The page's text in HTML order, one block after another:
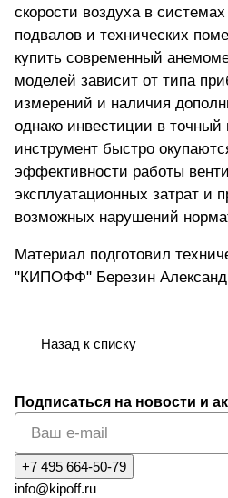
скорости воздуха в
подвалов и технических
купить современный
моделей зависит от типа
измерений и наличия
однако инвестиции в
инструмент быстро
эффективности работы
эксплуатационных затрат и
возможных нарушений
Материал подготовил
"КИПОФФ" Березин
Назад к списку
Подписаться на новости и
+7 495 664-50-79
info@kipoff.ru